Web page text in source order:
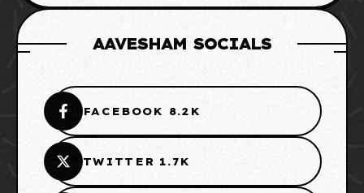
AAVESHAM SOCIALS
FACEBOOK 8.2K
TWITTER 1.7K